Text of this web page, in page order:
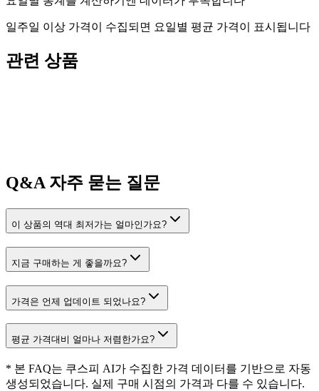
일주일 이상 가격이 수집되면 요일별 평균 가격이 표시됩니다
관련 상품
Q&A자주 묻는 질문
이 상품의 역대 최저가는 얼마인가요?
지금 구매하는 게 좋을까요?
가격은 언제 업데이트 되었나요?
평균 가격대비 얼마나 저렴한가요?
* 본 FAQ는 쿠스피 AI가 수집한 가격 데이터를 기반으로 자동
생성되었습니다. 실제 구매 시점의 가격과 다를 수 있습니다.